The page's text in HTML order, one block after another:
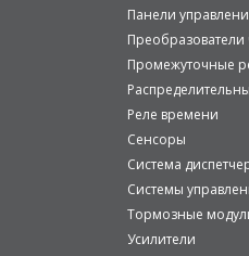
Панели
Преобразователи
Промежуточные
Реле времени
Сенсоры
Система
Системы
Тормозные
Усилители